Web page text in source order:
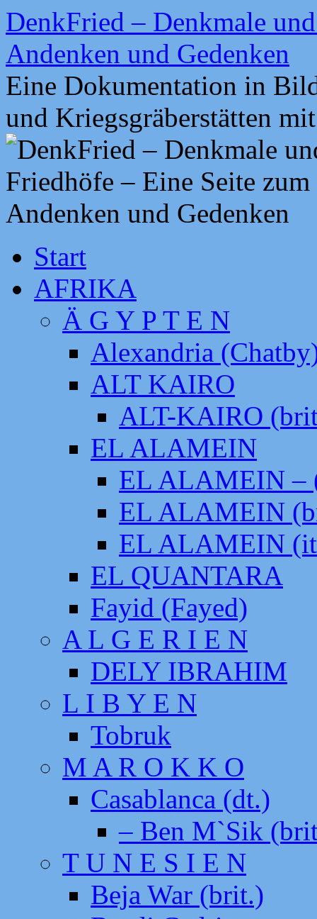
Zum
Inhalt
springen
DenkFried – Denkmale
Andenken und Gedenken
Eine Dokumentation in
und Kriegsgräberstätten
Start
AFRIKA
Ä G Y P T E N
Alexandria
ALT KAIRO
ALT-KAIRO
EL ALAMEIN
EL ALAMEIN –
EL ALAMEIN
EL ALAMEIN
EL QUANTARA
Fayid (Fayed)
A L G E R I E N
DELY IBRAHIM
L I B Y E N
Tobruk
M A R O K K O
Casablanca (dt.)
– Ben M`Sik
T U N E S I E N
Beja War (brit.)